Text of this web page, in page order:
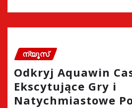
ന്യൂസ്
Odkryj Aquawin
Ekscytujące Gry i
Natychmiastowe